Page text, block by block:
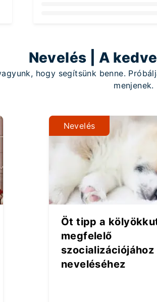
Nevelés | A
hogy segítsünk benne.
menjenek.
Nevelés
Öt tipp a
megfelelő
szocializációjához
neveléséhez